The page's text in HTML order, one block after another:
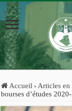
Accueil › Articles en
bourses d’études